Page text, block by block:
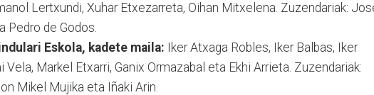
Lertxundi, Xuhar Etxezarreta, Oihan Mitxelena. Zuzendariak:
Pedro de Godos.
Eskola, kadete maila: Iker Atxaga Robles, Iker Balbas, Iker
Vela, Markel Etxarri, Ganix Ormazabal eta Ekhi Arrieta. Zuzendariak:
Mikel Mujika eta Iñaki Arin.